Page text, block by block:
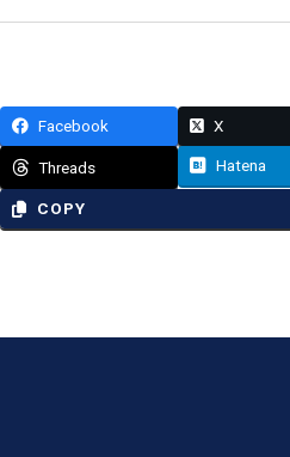
Facebook X
Threads Hatena
COPY